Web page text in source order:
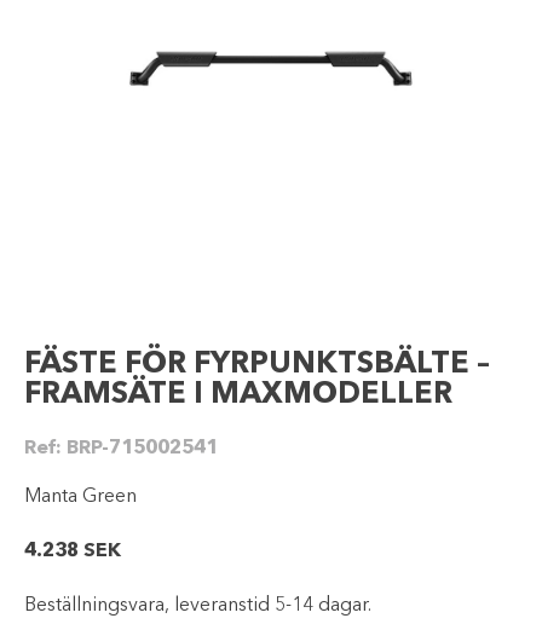
FÄSTE FÖR FYRPUNKTSBÄLTE –
FRAMSÄTE I MAXMODELLER
Ref: BRP-715002541
Manta Green
4.238 SEK
Beställningsvara, leveranstid 5-14 dagar.